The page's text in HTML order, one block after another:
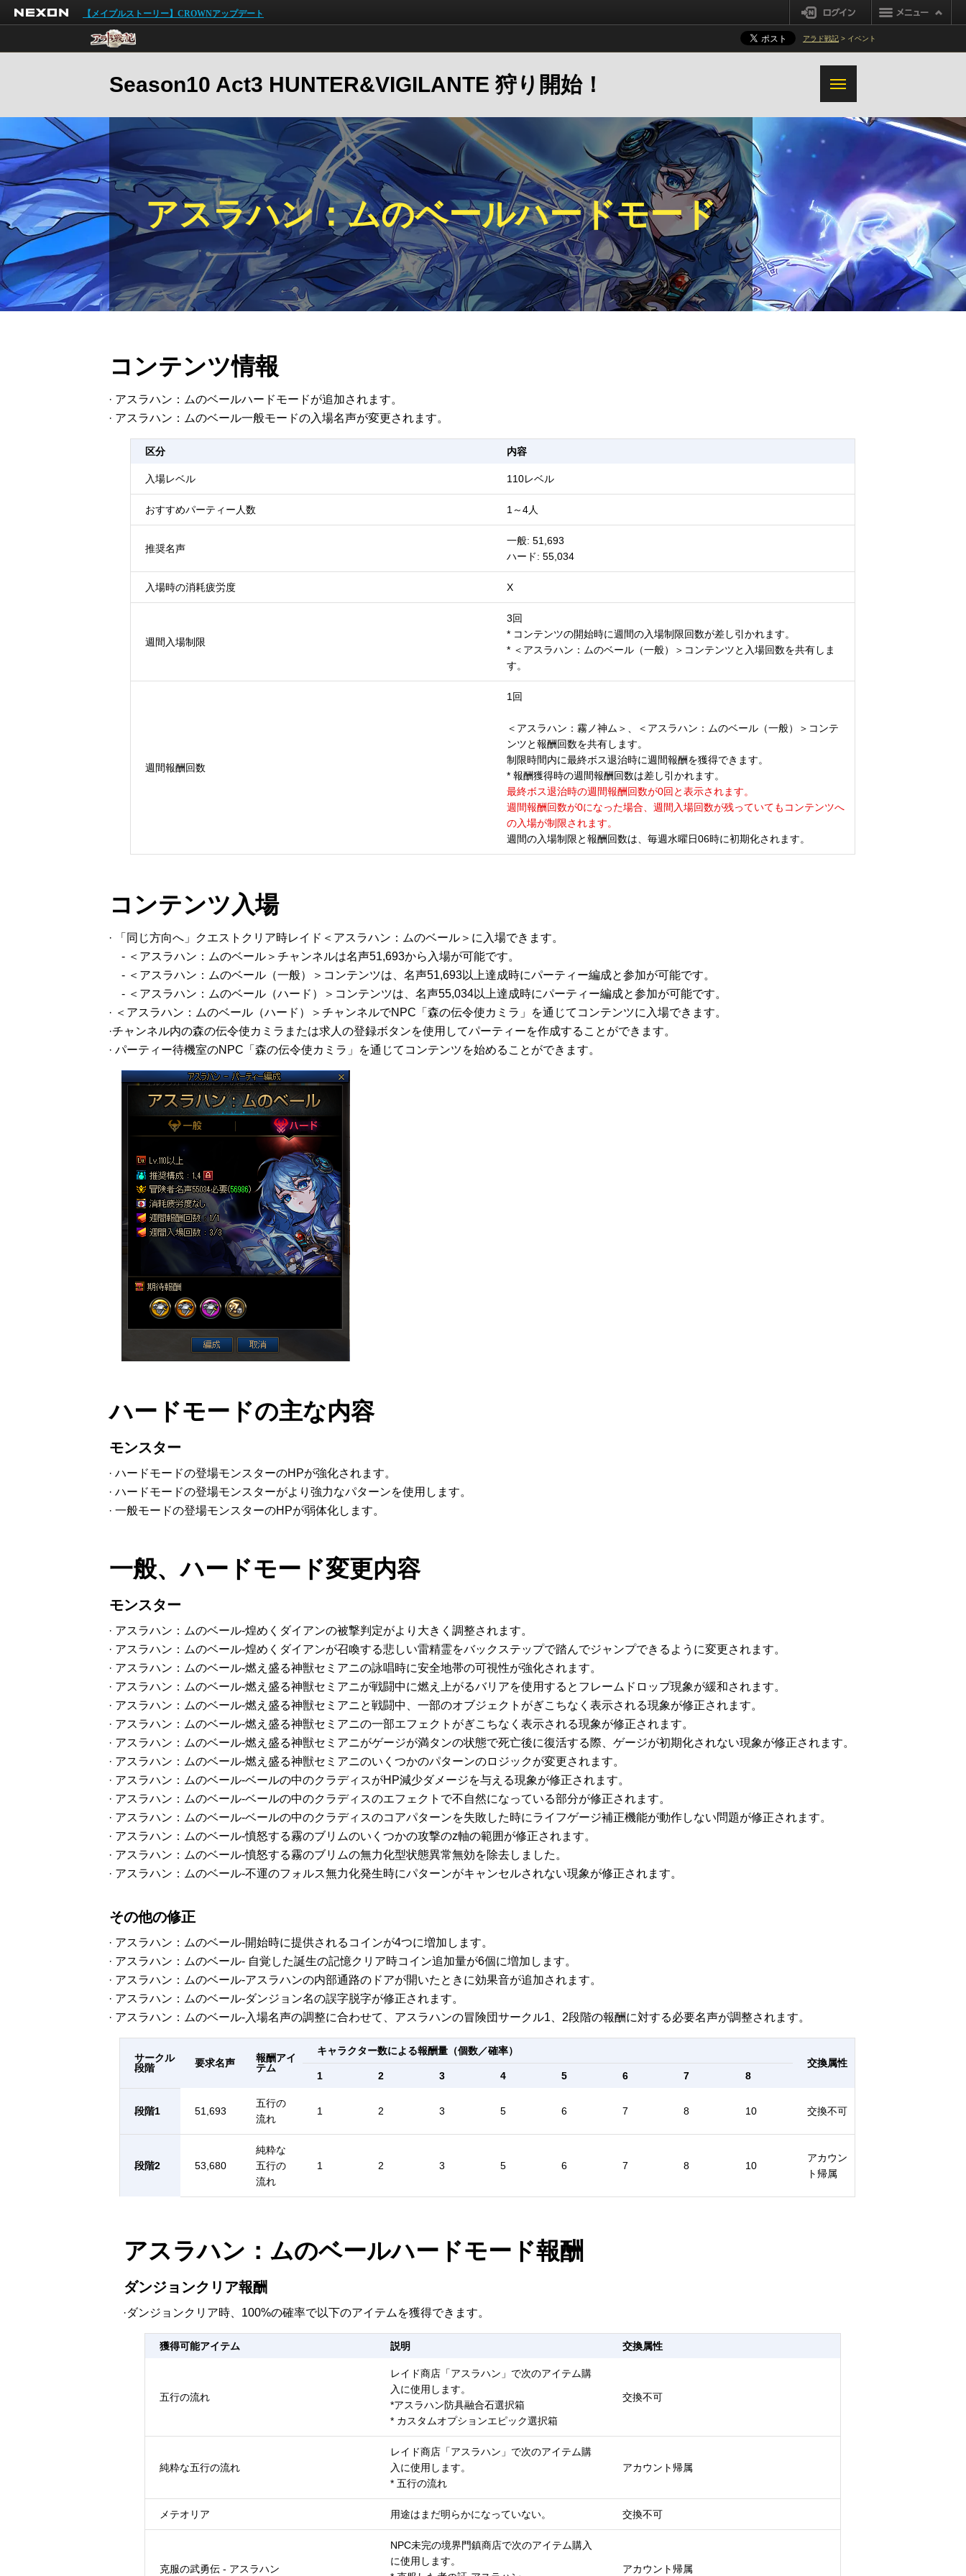
NEXON
【メイプルストーリー】CROWNアップデート
ログイン
アラド戦記 > イベント
Season10 Act3 HUNTER&VIGILANTE 狩り開始！
アスラハン：ムのベールハードモード
コンテンツ情報
· アスラハン：ムのベールハードモードが追加されます。
· アスラハン：ムのベール一般モードの入場名声が変更されます。
区分 内容
入場レベル 110レベル
おすすめパーティー人数 1～4人
推奨名声
一般: 51,693
ハード: 55,034
入場時の消耗疲労度 X
週間入場制限
3回
* コンテンツの開始時に週間の入場制限回数が差し引かれます。
* ＜アスラハン：ムのベール（一般）＞コンテンツと入場回数を共有しま
す。
週間報酬回数
1回
＜アスラハン：霧ノ神ム＞、＜アスラハン：ムのベール（一般）＞コンテ
ンツと報酬回数を共有します。
制限時間内に最終ボス退治時に週間報酬を獲得できます。
* 報酬獲得時の週間報酬回数は差し引かれます。
最終ボス退治時の週間報酬回数が0回と表示されます。
週間報酬回数が0になった場合、週間入場回数が残っていてもコンテンツへ
の入場が制限されます。
週間の入場制限と報酬回数は、毎週水曜日06時に初期化されます。
コンテンツ入場
· 「同じ方向へ」クエストクリア時レイド＜アスラハン：ムのベール＞に入場できます。
- ＜アスラハン：ムのベール＞チャンネルは名声51,693から入場が可能です。
- ＜アスラハン：ムのベール（一般）＞コンテンツは、名声51,693以上達成時にパーティー編成と参加が可能です。
- ＜アスラハン：ムのベール（ハード）＞コンテンツは、名声55,034以上達成時にパーティー編成と参加が可能です。
· ＜アスラハン：ムのベール（ハード）＞チャンネルでNPC「森の伝令使カミラ」を通じてコンテンツに入場できます。
·チャンネル内の森の伝令使カミラまたは求人の登録ボタンを使用してパーティーを作成することができます。
· パーティー待機室のNPC「森の伝令使カミラ」を通じてコンテンツを始めることができます。
ハードモードの主な内容
モンスター
· ハードモードの登場モンスターのHPが強化されます。
· ハードモードの登場モンスターがより強力なパターンを使用します。
· 一般モードの登場モンスターのHPが弱体化します。
一般、ハードモード変更内容
モンスター
· アスラハン：ムのベール-煌めくダイアンの被撃判定がより大きく調整されます。
· アスラハン：ムのベール-煌めくダイアンが召喚する悲しい雷精霊をバックステップで踏んでジャンプできるように変更されます。
· アスラハン：ムのベール-燃え盛る神獣セミアニの詠唱時に安全地帯の可視性が強化されます。
· アスラハン：ムのベール-燃え盛る神獣セミアニが戦闘中に燃え上がるバリアを使用するとフレームドロップ現象が緩和されます。
· アスラハン：ムのベール-燃え盛る神獣セミアニと戦闘中、一部のオブジェクトがぎこちなく表示される現象が修正されます。
· アスラハン：ムのベール-燃え盛る神獣セミアニの一部エフェクトがぎこちなく表示される現象が修正されます。
· アスラハン：ムのベール-燃え盛る神獣セミアニがゲージが満タンの状態で死亡後に復活する際、ゲージが初期化されない現象が修正されます。
· アスラハン：ムのベール-燃え盛る神獣セミアニのいくつかのパターンのロジックが変更されます。
· アスラハン：ムのベール-ベールの中のクラディスがHP減少ダメージを与える現象が修正されます。
· アスラハン：ムのベール-ベールの中のクラディスのエフェクトで不自然になっている部分が修正されます。
· アスラハン：ムのベール-ベールの中のクラディスのコアパターンを失敗した時にライフゲージ補正機能が動作しない問題が修正されます。
· アスラハン：ムのベール-憤怒する霧のブリムのいくつかの攻撃のz軸の範囲が修正されます。
· アスラハン：ムのベール-憤怒する霧のブリムの無力化型状態異常無効を除去しました。
· アスラハン：ムのベール-不運のフォルス無力化発生時にパターンがキャンセルされない現象が修正されます。
その他の修正
· アスラハン：ムのベール-開始時に提供されるコインが4つに増加します。
· アスラハン：ムのベール- 自覚した誕生の記憶クリア時コイン追加量が6個に増加します。
· アスラハン：ムのベール-アスラハンの内部通路のドアが開いたときに効果音が追加されます。
· アスラハン：ムのベール-ダンジョン名の誤字脱字が修正されます。
· アスラハン：ムのベール-入場名声の調整に合わせて、アスラハンの冒険団サークル1、2段階の報酬に対する必要名声が調整されます。
サークル
段階
要求名声
報酬アイ
テム
キャラクター数による報酬量（個数／確率）
交換属性
1
2 3 4 5 6 7 8
段階1 51,693
五行の
流れ
1 2 3 5 6 7 8 10 交換不可
段階2 53,680
純粋な
五行の
流れ
1 2 3 5 6 7 8 10
アカウン
ト帰属
アスラハン：ムのベールハードモード報酬
ダンジョンクリア報酬
·ダンジョンクリア時、100%の確率で以下のアイテムを獲得できます。
獲得可能アイテム 説明 交換属性
五行の流れ
レイド商店「アスラハン」で次のアイテム購
入に使用します。
*アスラハン防具融合石選択箱
* カスタムオプションエピック選択箱
交換不可
純粋な五行の流れ
レイド商店「アスラハン」で次のアイテム購
入に使用します。
* 五行の流れ
アカウント帰属
メテオリア 用途はまだ明らかになっていない。 交換不可
克服の武勇伝 - アスラハン
NPC未完の境界門鎮商店で次のアイテム購入
に使用します。
アカウント帰属